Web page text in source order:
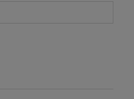
płatności